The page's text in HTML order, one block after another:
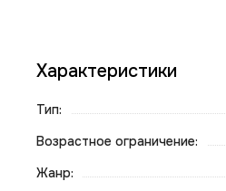
Характеристики
Тип:
Возрастное ограничение:
Жанр: